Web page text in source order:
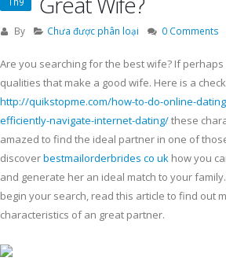
By Chưa được phân loại 0 Comments
Are you searching for the best wife? If
qualities that make a good wife. Here is a
http://quikstopme.com/how-to-do-online-
efficiently-navigate-internet-dating/these
amazed to find the ideal partner in one of
discoverbestmailorderbrides co uk how you
and generate her an ideal match to your
begin your search, read this article to find out
characteristics of an great partner.